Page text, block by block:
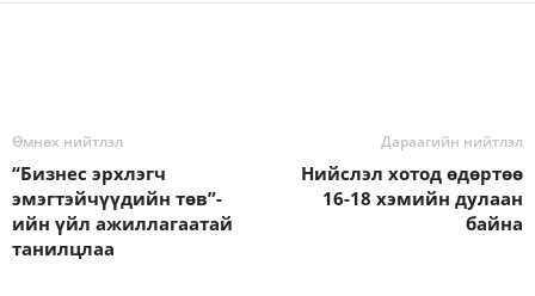
Өмнөх нийтлэл
“Бизнес эрхлэгч
эмэгтэйчүүдийн төв”-
ийн үйл ажиллагаатай
танилцлаа
Дараагийн нийтлэл
Нийслэл хотод өдөртөө
16-18 хэмийн дулаан
байна